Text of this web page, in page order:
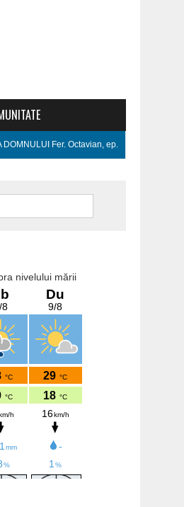
DOMNULUI Fer. Octavian, ep.